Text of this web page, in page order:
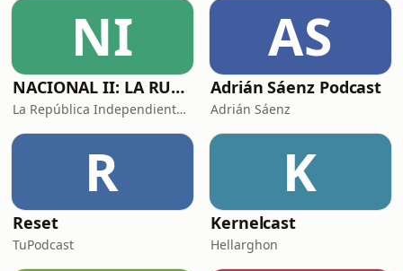
NI
NACIONAL II: LA RUTA DEL EXILIO
La República Independiente de la Radio
AS
Adrián Sáenz Podcast
Adrián Sáenz
R
Reset
TuPodcast
K
Kernelcast
Hellarghon